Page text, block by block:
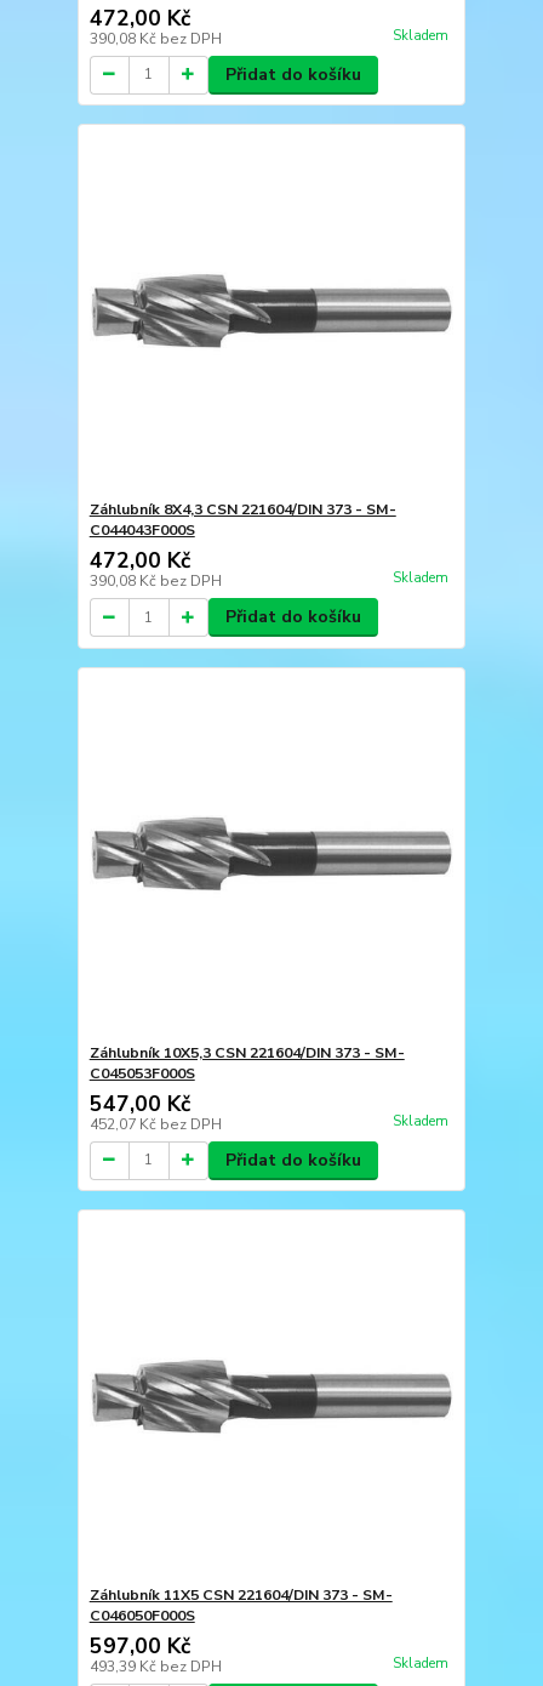
472,00 Kč
390,08 Kč bez DPH Skladem
Přidat do košíku
Záhlubník 8X4,3 CSN 221604/DIN 373 - SM-
C044043F000S
472,00 Kč
390,08 Kč bez DPH Skladem
Přidat do košíku
Záhlubník 10X5,3 CSN 221604/DIN 373 - SM-
C045053F000S
547,00 Kč
452,07 Kč bez DPH Skladem
Přidat do košíku
Záhlubník 11X5 CSN 221604/DIN 373 - SM-
C046050F000S
597,00 Kč
493,39 Kč bez DPH Skladem